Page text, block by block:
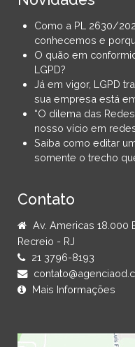
Como a PL 2630/
conhecemos e
O quão em
LGPD?
Já em vigor, LGPD
sua empresa está
“O dilema das
nosso vício em
Saiba como editar
somente o trecho
Contato
Av. Americas 18.000
Recreio - RJ
21 3796-8193
Mais Informações